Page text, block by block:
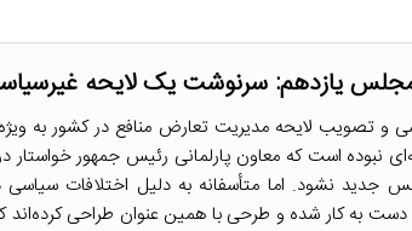
یازدهم: سرنوشت یک لایحه
و تصویب لایحه مدیریت تعارض منافع در کشور به
نبوده است که معاون پارلمانی رئیس جمهور خواستار
جدید نشود. اما متأسفانه به دلیل اختلافات
دست به کار شده و طرحی با همین عنوان طراحی